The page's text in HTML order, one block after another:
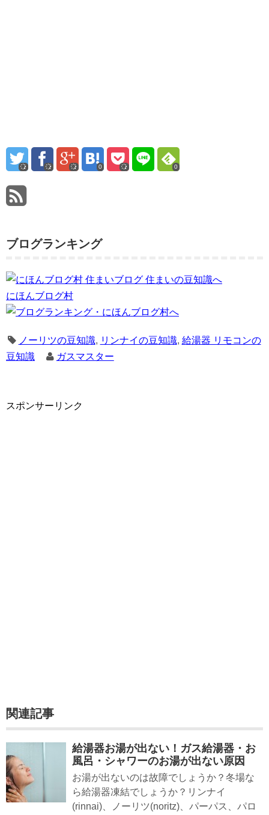
0 0
ブログランキング
にほんブログ村
ノーリツの豆知識, リンナイの豆知識, 給湯器 リモコンの
豆知識
ガスマスター
スポンサーリンク
関連記事
給湯器お湯が出ない！ガス給湯器・お
風呂・シャワーのお湯が出ない原因
お湯が出ないのは故障でしょうか？冬場な
ら給湯器凍結でしょうか？リンナイ
(rinnai)、ノーリツ(noritz)、パーパス、パロ